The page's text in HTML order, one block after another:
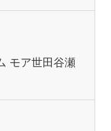
モア世田谷瀬